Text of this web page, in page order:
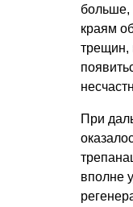
больше,
краям
трещин,
При
вполне